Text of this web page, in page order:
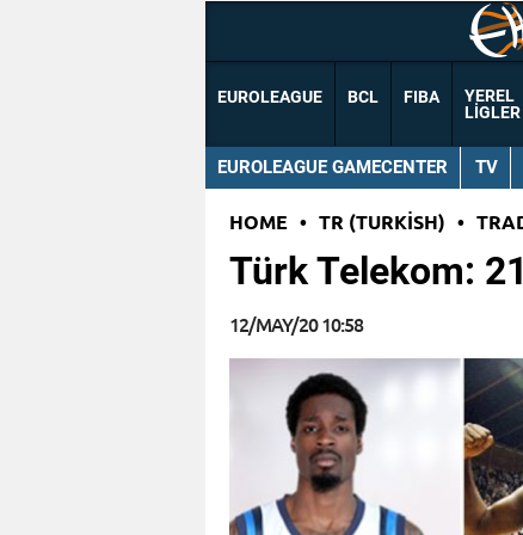
EUROLEAGUE BCL FIBA
YEREL
LIGLER
EUROLEAGUE GAMECENTER TV
HOME • TR (TURKISH) •
Türk Telekom:
12/MAY/20 10:58